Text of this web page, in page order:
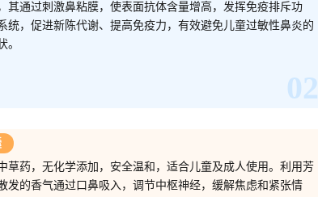
其通过刺激鼻粘膜，使表面抗体含量增高，发挥免疫排斥功
统，促进新陈代谢、提高免疫力，有效避免儿童过敏性鼻炎的
。
02
草药，无化学添加，安全温和，适合儿童及成人使用。利用芳
发的香气通过口鼻吸入，调节中枢神经，缓解焦虑和紧张情